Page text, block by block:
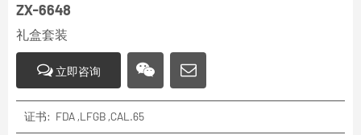
ZX-6648
礼盒套装
立即咨询
证书: FDA ,LFGB ,CAL.65